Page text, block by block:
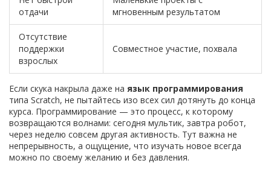
отдачи
мгновенным результатом
Отсутствие
поддержки
взрослых
Совместное участие, похвала
Если скука накрыла даже на язык программирования
типа Scratch, не пытайтесь изо всех сил дотянуть до конца
курса. Программирование — это процесс, к которому
возвращаются волнами: сегодня мультик, завтра робот,
через неделю совсем другая активность. Тут важна не
непрерывность, а ощущение, что изучать новое всегда
можно по своему желанию и без давления.